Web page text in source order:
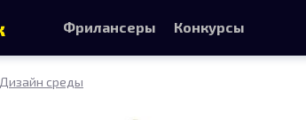
Дизайн среды
Фрилансеры Конкурсы